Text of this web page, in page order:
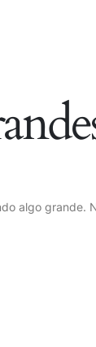
algo grande.